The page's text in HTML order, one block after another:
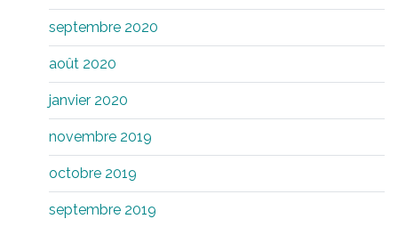
septembre 2020
août 2020
janvier 2020
novembre 2019
octobre 2019
septembre 2019